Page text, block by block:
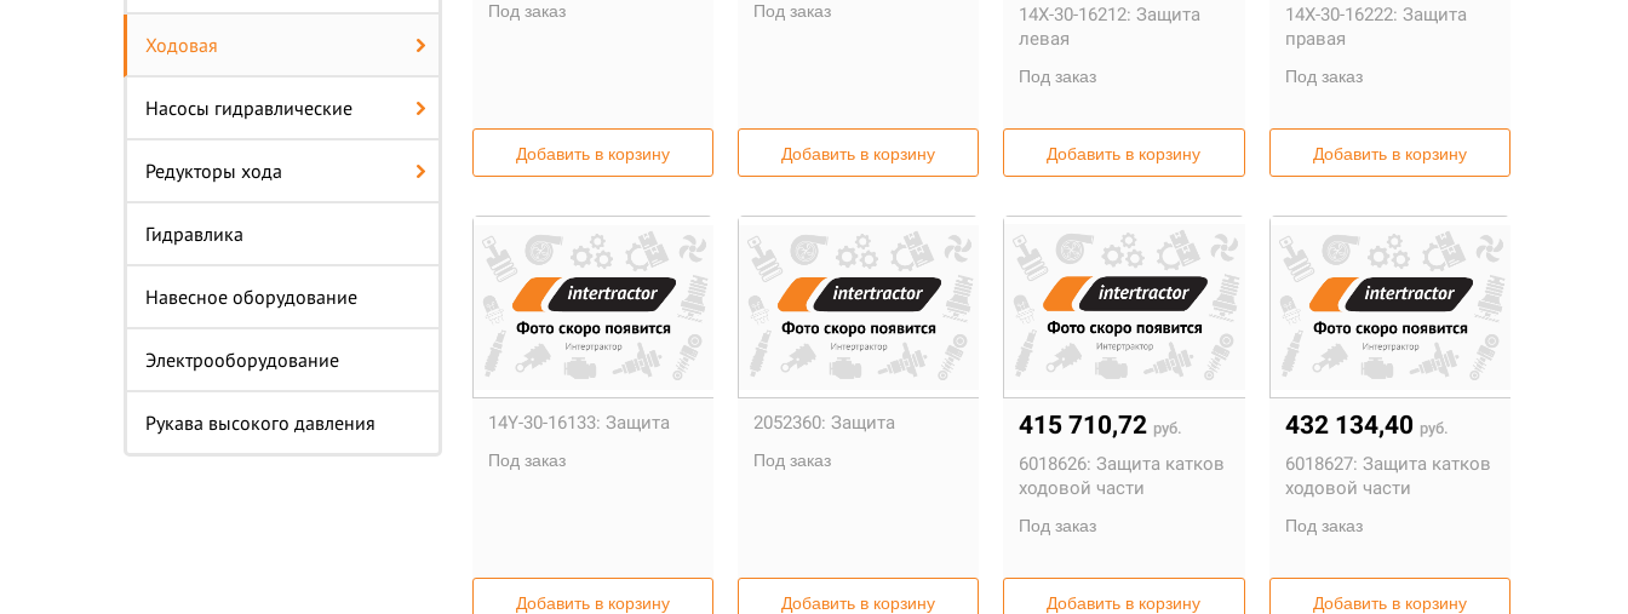
Ходовая
Насосы гидравлические
Редукторы хода
Гидравлика
Навесное оборудование
Электрооборудование
Рукава высокого давления
Под заказ
Добавить в корзину
Под заказ
Добавить в корзину
14X-30-16212: Защита
левая
Под заказ
Добавить в корзину
14X-30-16222: Защита
правая
Под заказ
Добавить в корзину
14Y-30-16133: Защита
Под заказ
Добавить в корзину
2052360: Защита
Под заказ
Добавить в корзину
415 710,72 руб.
6018626: Защита катков
ходовой части
Под заказ
Добавить в корзину
432 134,40 руб.
6018627: Защита катков
ходовой части
Под заказ
Добавить в корзину